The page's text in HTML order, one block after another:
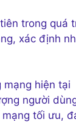
trong quá
xác định
mạng hiện tại
người
tối ưu,